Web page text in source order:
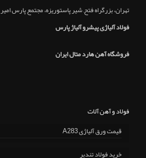
تهران، بزرگراه فتح, شير پاستوريزه، مجتمع پارس امير
فولاد آلیاژی پیشرو آلیاژ پارس
فروشگاه آهن هارد متال ایران
فولاد و آهن آلات
قیمت ورق آلیاژی A283
خرید فولاد تندبر